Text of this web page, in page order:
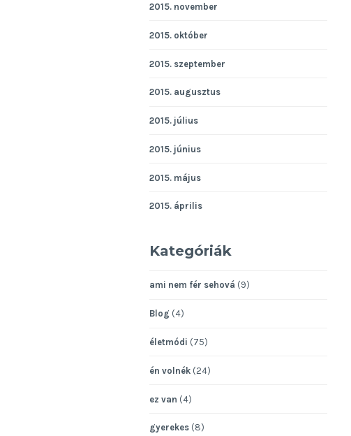
2015. november
2015. október
2015. szeptember
2015. augusztus
2015. július
2015. június
2015. május
2015. április
Kategóriák
ami nem fér sehová (9)
Blog (4)
életmódi (75)
én volnék (24)
ez van (4)
gyerekes (8)